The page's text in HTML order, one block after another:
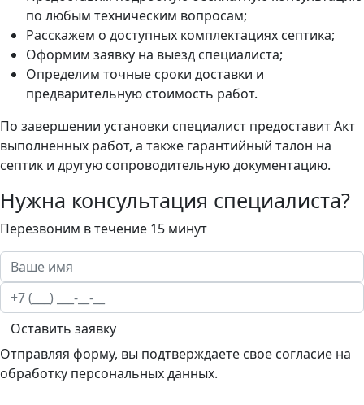
по любым техническим вопросам;
Расскажем о доступных комплектациях септика;
Оформим заявку на выезд специалиста;
Определим точные сроки доставки и
предварительную стоимость работ.
По завершении установки специалист предоставит Акт
выполненных работ, а также гарантийный талон на
септик и другую сопроводительную документацию.
Нужна консультация специалиста?
Перезвоним в течение 15 минут
Оставить заявку
Отправляя форму, вы подтверждаете свое согласие на
обработку персональных данных.